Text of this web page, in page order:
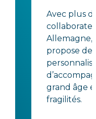
Avec plus
Allemagne,
propose
grand âge
fragilités.